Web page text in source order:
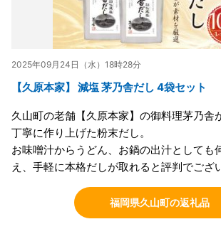
2025年09月24日（水）18時28分
【久原本家】 減塩 茅乃舎だし 4袋セット
久山町の老舗【久原本家】の御料理茅乃舎
丁寧に作り上げた粉末だし。
お味噌汁からうどん、お鍋の出汁としても
え、手軽に本格だしが取れると評判でござ
福岡県久山町の返礼品